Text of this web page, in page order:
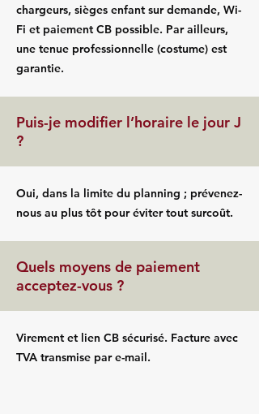
chargeurs, sièges enfant sur demande, Wi-
Fi et paiement CB possible. Par ailleurs,
une tenue professionnelle (costume) est
garantie.
Puis-je modifier l’horaire le jour J
?
Oui, dans la limite du planning ; prévenez-
nous au plus tôt pour éviter tout surcoût.
Quels moyens de paiement
acceptez-vous ?
Virement et lien CB sécurisé. Facture avec
TVA transmise par e-mail.